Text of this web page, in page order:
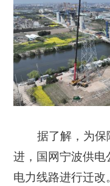
据了解，为保
进，国网宁波供电
电力线路进行迁改